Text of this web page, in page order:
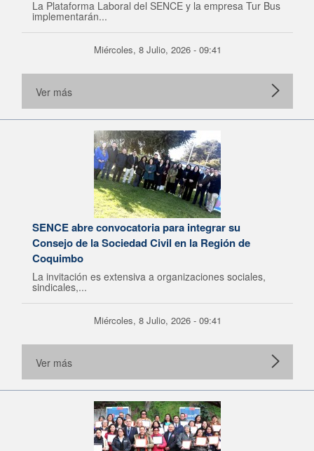
La Plataforma Laboral del SENCE y la empresa Tur Bus
implementarán...
Miércoles, 8 Julio, 2026 - 09:41
Ver más
SENCE abre convocatoria para integrar su
Consejo de la Sociedad Civil en la Región de
Coquimbo
La invitación es extensiva a organizaciones sociales,
sindicales,...
Miércoles, 8 Julio, 2026 - 09:41
Ver más